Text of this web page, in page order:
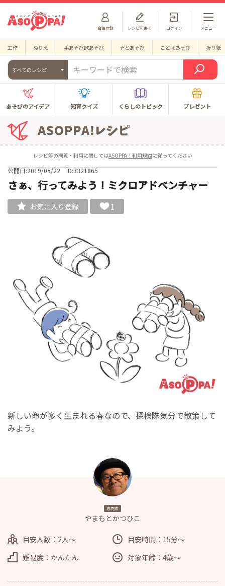
会員登録 ログイン
レシピを書く メニュー
工作 ぬりえ 手あそび歌あそび そとあそび ことばあそび 折り紙
すべてのレシピ
あそびのアイデア 知育クイズ くらしのトピック プレゼント
レシピ等の閲覧・利用に関してはASOPPA！利用規約に従ってください
公開日:2019/05/22 ID:3321865
さぁ、行ってみよう！ミクロアドベンチャー
お気に入り登録 1
新しい命が多く生まれる春なので、探検隊気分で散策して
みよう。
専門家
やまもとかつひこ
目安人数：2人～
目安時間：15分～
難易度：かんたん
対象年齢：4歳～